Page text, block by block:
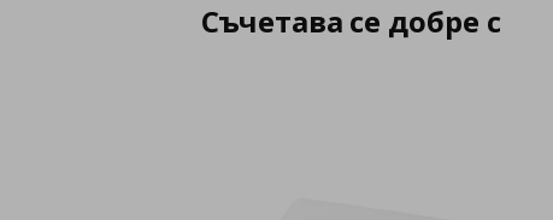
Съчетава се добре с